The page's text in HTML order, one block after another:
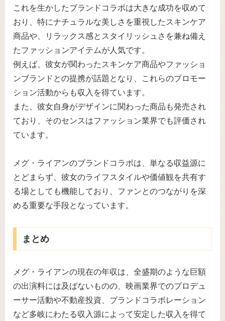
これを生かしたブランドコラボは大きな成功を収めて
おり、特にナチュラルな美しさを重視したスキンケア
商品や、リラックス感とスタイリッシュさを兼ね備え
たファッションアイテムが人気です。
例えば、彼女が関わったスキンケア商品やファッショ
ンブランドとの提携が話題となり、これらのプロモー
ション活動からも収入を得ています。
また、彼女自身がデザインに関わった商品も発売され
ており、そのセンスはファッション業界でも評価され
ています。
メグ・ライアンのブランドコラボは、単なる収益源に
とどまらず、彼女のライフスタイルや価値観を共有す
る場としても機能しており、ファンとのつながりを深
める重要な手段となっています。
まとめ
メグ・ライアンの現在の年収は、全盛期のような巨額
の出演料には及ばないものの、映画業界でのプロデュ
ーサー活動や不動産投資、ブランドコラボレーション
など多岐にわたる収入源によって安定した収入を得て